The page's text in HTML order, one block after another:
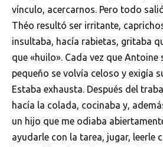
vínculo, acercarnos. Pero todo
Théo resultó ser irritante,
insultaba, hacía rabietas, gritaba
que «huilo». Cada vez que Antoine
pequeño se volvía celoso y exigía
Estaba exhausta. Después del
hacía la colada, cocinaba y,
un hijo que me odiaba
ayudarle con la tarea, jugar, leerle